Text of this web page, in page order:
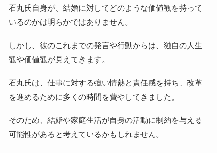
石丸氏自身が、結婚に対してどのような価値観を持って
いるのかは明らかではありません。
しかし、彼のこれまでの発言や行動からは、独自の人生
観や価値観が見えてきます。
石丸氏は、仕事に対する強い情熱と責任感を持ち、改革
を進めるために多くの時間を費やしてきました。
そのため、結婚や家庭生活が自身の活動に制約を与える
可能性があると考えているかもしれません。